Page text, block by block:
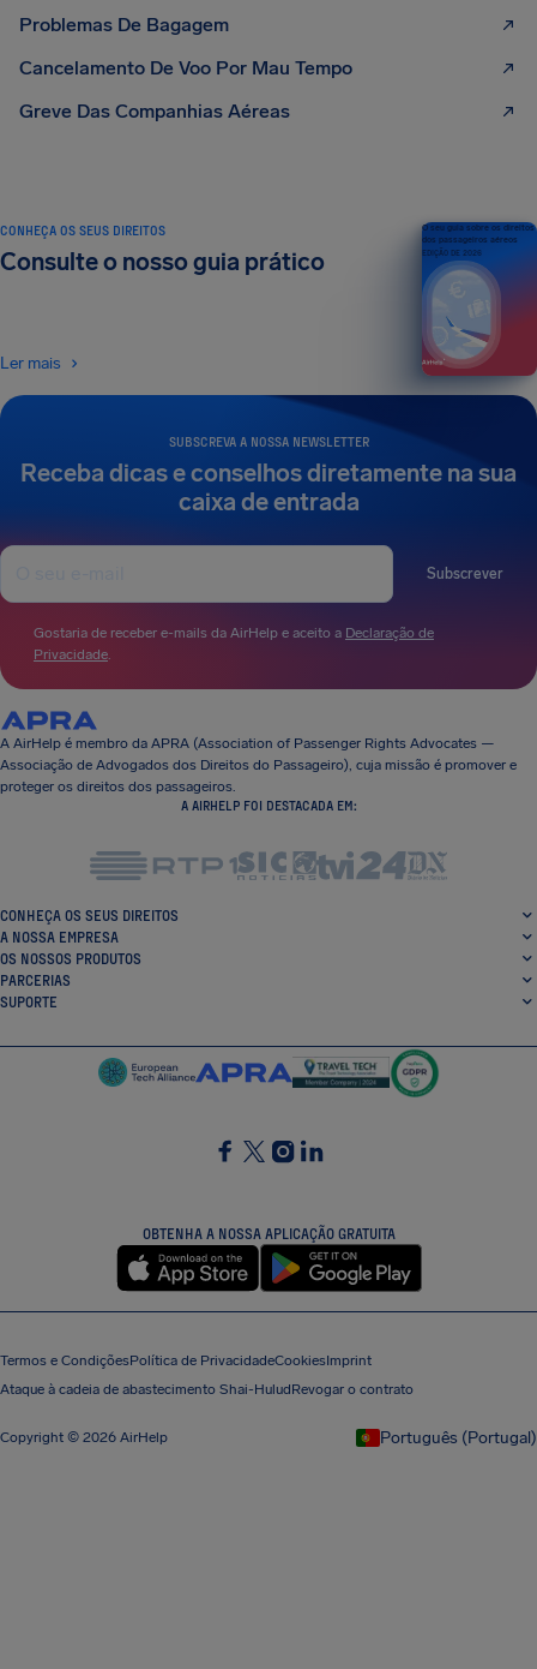
Problemas De Bagagem
Cancelamento De Voo Por Mau Tempo
Greve Das Companhias Aéreas
SUBSCREVA A NOSSA NEWSLETTER
Receba dicas e conselhos diretamente na sua
caixa de entrada
Subscrever
Gostaria de receber e-mails da AirHelp e aceito a Declaração de
Privacidade.
CONHEÇA OS SEUS DIREITOS
Consulte o nosso guia prático
Ler mais
O seu guia sobre os direitos
dos passageiros aéreos
EDIÇÃO DE 2026
A AirHelp é membro da APRA (Association of Passenger Rights Advocates —
Associação de Advogados dos Direitos do Passageiro), cuja missão é promover e
proteger os direitos dos passageiros.
A AIRHELP FOI DESTACADA EM:
CONHEÇA OS SEUS DIREITOS
A NOSSA EMPRESA
OS NOSSOS PRODUTOS
PARCERIAS
SUPORTE
OBTENHA A NOSSA APLICAÇÃO GRATUITA
Termos e CondiçõesPolítica de PrivacidadeCookiesImprint
Ataque à cadeia de abastecimento Shai-HuludRevogar o contrato
Copyright © 2026 AirHelp Português (Portugal)